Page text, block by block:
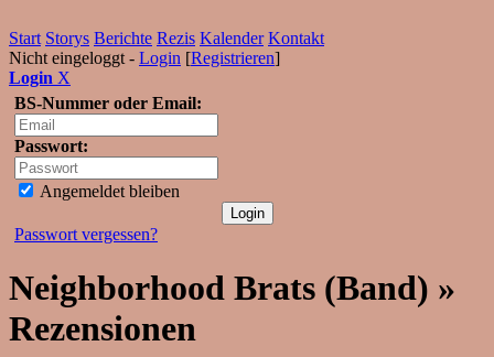
Start Storys Berichte Rezis Kalender Kontakt
Nicht eingeloggt - Login [Registrieren]
Login X
BS-Nummer oder Email:
Passwort:
Angemeldet bleiben
Passwort vergessen?
Neighborhood Brats (Band) »
Rezensionen